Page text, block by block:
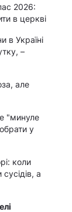
2026:
в церкві
в Україні
–
але
"минуле
у
коли
а